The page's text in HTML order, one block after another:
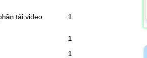
tải video 1
1
1